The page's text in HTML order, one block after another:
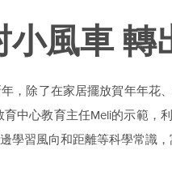
風車 轉
，除了在家居擺放賀年年花
中心教育主任Meli的示範，
學習風向和距離等科學常識，